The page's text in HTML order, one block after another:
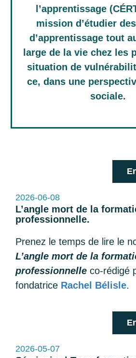
l’apprentissage
mission d’étudier
d’apprentissage tout
large de la vie chez les
situation de
ce, dans une
sociale.
2026-06-08
L’angle mort de la
professionnelle.
Prenez le temps de lire le
L’angle mort de la
professionnelle co-rédigé
fondatrice Rachel Bélisle.
2026-05-07